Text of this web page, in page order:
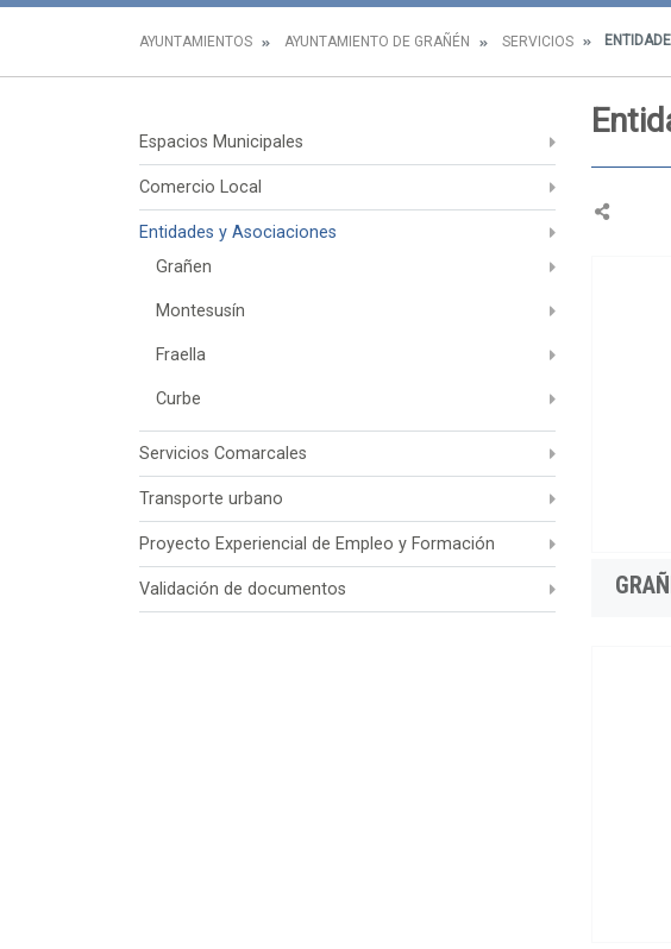
AYUNTAMIENTOS AYUNTAMIENTO DE GRAÑÉN SERVICIOS
Espacios Municipales
Comercio Local
Entidades y Asociaciones
Grañen
Montesusín
Fraella
Curbe
Servicios Comarcales
Transporte urbano
Proyecto Experiencial de Empleo y Formación
Validación de documentos